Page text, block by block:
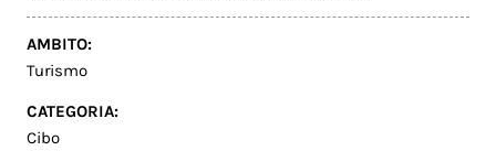
AMBITO:
Turismo
CATEGORIA:
Cibo